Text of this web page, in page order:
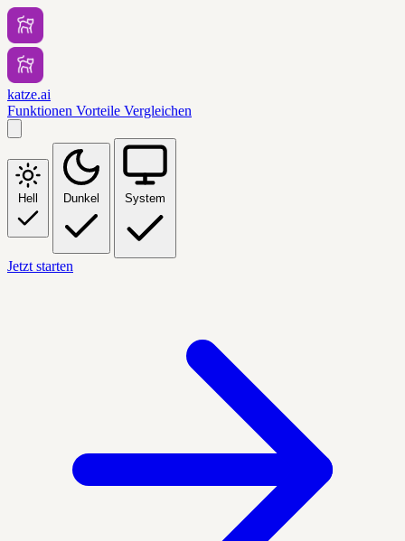
katze.ai
Funktionen Vorteile Vergleichen
Hell Dunkel System
Jetzt starten